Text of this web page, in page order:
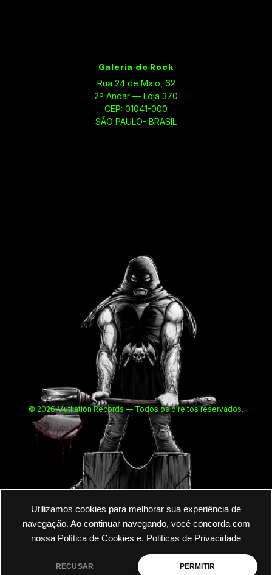
Utilizamos cookies para melhorar sua experiência de
navegação. Ao continuar navegando, você concorda com
nossa Política de Cookies e. Politicas de Privacidade
RECUSAR PERMITIR
Galeria do Rock
Rua 24 de Maio, 62
2º Andar — Loja 370
CEP: 01041-000
SÃO PAULO- BRASIL
© 2026 Mutilation Records — Todos os direitos reservados.